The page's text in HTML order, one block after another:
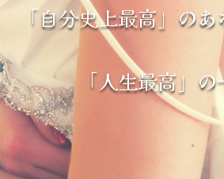
「自分史上最高」の
「人生最高」の